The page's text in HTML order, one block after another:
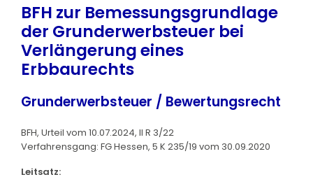
BFH zur Bemessungsgrundlage
der Grunderwerbsteuer bei
Verlängerung eines
Erbbaurechts
Grunderwerbsteuer / Bewertungsrecht
BFH, Urteil vom 10.07.2024, II R 3/22
Verfahrensgang: FG Hessen, 5 K 235/19 vom 30.09.2020
Leitsatz: